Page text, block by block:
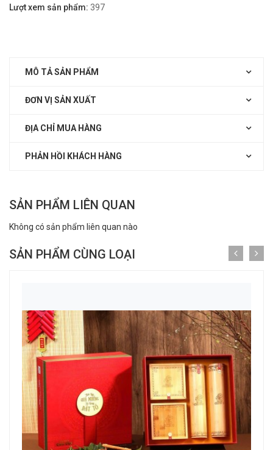
Lượt xem sản phẩm: 397
MÔ TẢ SẢN PHẨM
ĐƠN VỊ SẢN XUẤT
ĐỊA CHỈ MUA HÀNG
PHẢN HỒI KHÁCH HÀNG
SẢN PHẨM LIÊN QUAN
Không có sản phẩm liên quan nào
SẢN PHẨM CÙNG LOẠI